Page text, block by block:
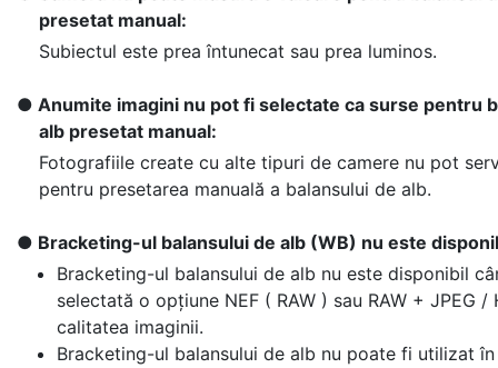
presetat manual:
Subiectul este prea întunecat sau prea luminos.
Anumite imagini nu pot fi selectate ca surse pentru
alb presetat manual:
Fotografiile create cu alte tipuri de camere nu pot
pentru presetarea manuală a balansului de alb.
Bracketing-ul balansului de alb (WB) nu este
Bracketing-ul balansului de alb nu este disponibil
selectată o opțiune NEF ( RAW ) sau RAW + JPEG /
calitatea imaginii.
Bracketing-ul balansului de alb nu poate fi utilizat